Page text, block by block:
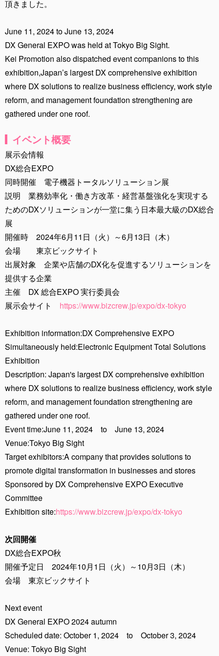
頂きました。
June 11, 2024 to June 13, 2024
DX General EXPO was held at Tokyo Big Sight.
Kei Promotion also dispatched event companions to this
exhibition,Japan’s largest DX comprehensive exhibition
where DX solutions to realize business efficiency, work style
reform, and management foundation strengthening are
gathered under one roof.
イベント概要
展示会情報
DX総合EXPO
同時開催 電子機器トータルソリューション展
説明 業務効率化・働き方改革・経営基盤強化を実現する
ためのDXソリューションが一堂に集う日本最大級のDX総合
展
開催時 2024年6月11日（火）～6月13日（木）
会場 東京ビックサイト
出展対象 企業や店舗のDX化を促進するソリューションを
提供する企業
主催 DX 総合EXPO 実行委員会
展示会サイト https://www.bizcrew.jp/expo/dx-tokyo
Exhibition information:DX Comprehensive EXPO
Simultaneously held:Electronic Equipment Total Solutions
Exhibition
Description: Japan's largest DX comprehensive exhibition
where DX solutions to realize business efficiency, work style
reform, and management foundation strengthening are
gathered under one roof.
Event time:June 11, 2024 to June 13, 2024
Venue:Tokyo Big Sight
Target exhibitors:A company that provides solutions to
promote digital transformation in businesses and stores
Sponsored by DX Comprehensive EXPO Executive
Committee
Exhibition site:https://www.bizcrew.jp/expo/dx-tokyo
次回開催
DX総合EXPO秋
開催予定日 2024年10月1日（火）～10月3日（木）
会場 東京ビックサイト
Next event
DX General EXPO 2024 autumn
Scheduled date: October 1, 2024 to October 3, 2024
Venue: Tokyo Big Sight